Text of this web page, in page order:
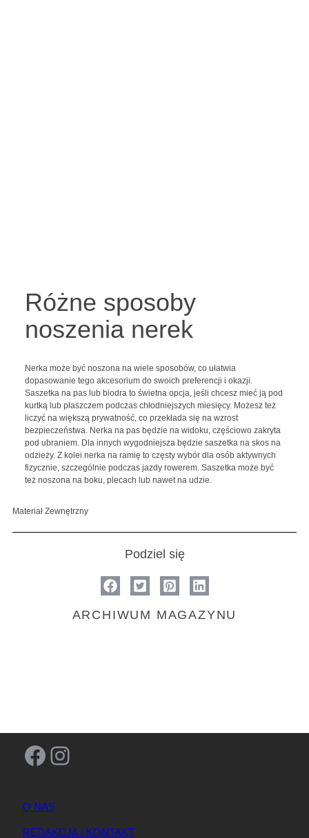
Różne sposoby
noszenia nerek
Nerka może być noszona na wiele sposobów, co ułatwia
dopasowanie tego akcesorium do swoich preferencji i okazji.
Saszetka na pas lub biodra to świetna opcja, jeśli chcesz mieć ją pod
kurtką lub płaszczem podczas chłodniejszych miesięcy. Możesz też
liczyć na większą prywatność, co przekłada się na wzrost
bezpieczeństwa. Nerka na pas będzie na widoku, częściowo zakryta
pod ubraniem. Dla innych wygodniejsza będzie saszetka na skos na
odzieży. Z kolei nerka na ramię to częsty wybór dla osób aktywnych
fizycznie, szczególnie podczas jazdy rowerem. Saszetka może być
też noszona na boku, plecach lub nawet na udzie.
Materiał Zewnętrzny
Podziel się
ARCHIWUM MAGAZYNU
Facebook Instagram